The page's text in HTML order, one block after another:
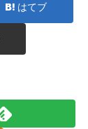
はてブ